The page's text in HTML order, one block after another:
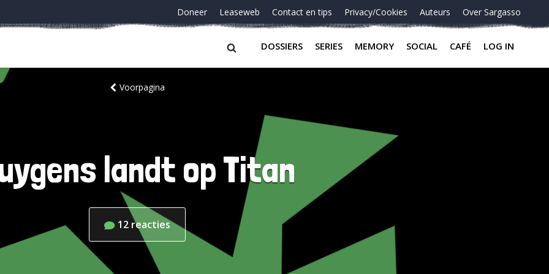
Doneer Leaseweb Contact en tips Privacy/Cookies Auteurs Over Sargasso
DOSSIERS SERIES MEMORY SOCIAL CAFÉ LOG IN
Voorpagina
landt op Titan
12 reacties